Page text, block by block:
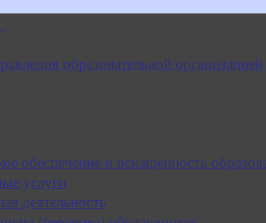
образовательной организацией
обеспечение и оснащенность
услуги
деятельность